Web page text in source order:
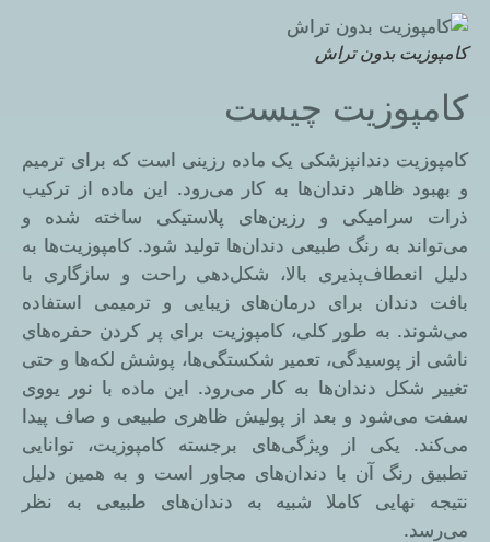
کامپوزیت بدون تراش
کامپوزیت چیست
کامپوزیت دندانپزشکی یک ماده رزینی است که برای ترمیم
و بهبود ظاهر دندان‌ها به کار می‌رود. این ماده از ترکیب
ذرات سرامیکی و رزین‌های پلاستیکی ساخته شده و
می‌تواند به رنگ طبیعی دندان‌ها تولید شود. کامپوزیت‌ها به
دلیل انعطاف‌پذیری بالا، شکل‌دهی راحت و سازگاری با
بافت دندان برای درمان‌های زیبایی و ترمیمی استفاده
می‌شوند. به طور کلی، کامپوزیت برای پر کردن حفره‌های
ناشی از پوسیدگی، تعمیر شکستگی‌ها، پوشش لکه‌ها و حتی
تغییر شکل دندان‌ها به کار می‌رود. این ماده با نور یو‌وی
سفت می‌شود و بعد از پولیش ظاهری طبیعی و صاف پیدا
می‌کند. یکی از ویژگی‌های برجسته کامپوزیت، توانایی
تطبیق رنگ آن با دندان‌های مجاور است و به همین دلیل
نتیجه نهایی کاملا شبیه به دندان‌های طبیعی به نظر
می‌رسد.